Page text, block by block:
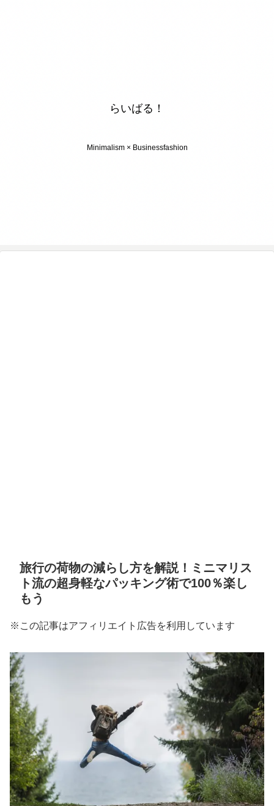
らいばる！
Minimalism × Businessfashion
旅行の荷物の減らし方を解説！ミニマリス
ト流の超身軽なパッキング術で100％楽し
もう
※この記事はアフィリエイト広告を利用しています